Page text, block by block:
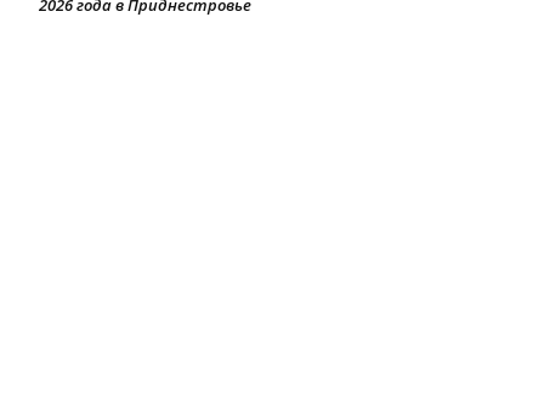
2026 года в Приднестровье